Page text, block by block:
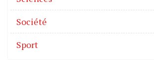
Société
Sport